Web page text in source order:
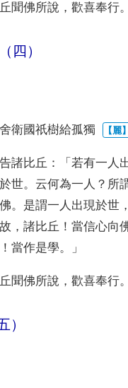
聞佛所說 ，歡喜奉行
（四）
衛國祇樹給孤獨
諸比丘 ：「 若有一人
世。 云何為一人 ？ 所
。 是謂一人 出現於世
，諸比丘 ！當信心向
！當作是學。」
聞佛所說 ，歡喜奉行
）